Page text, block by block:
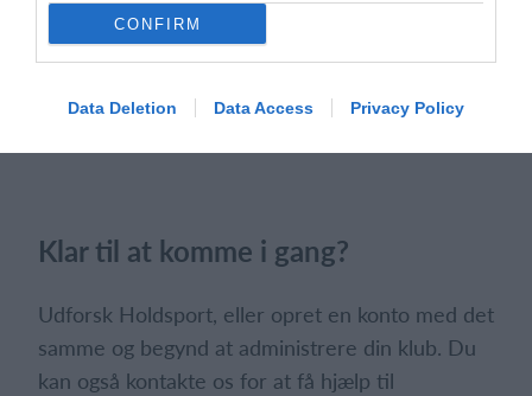
CONFIRM
Data Deletion Data Access Privacy Policy
Klar til at komme i gang?
Udforsk Holdsport, eller opret en konto med det
samme og begynd at administrere din klub. Du
kan også kontakte os for at få hjælp til